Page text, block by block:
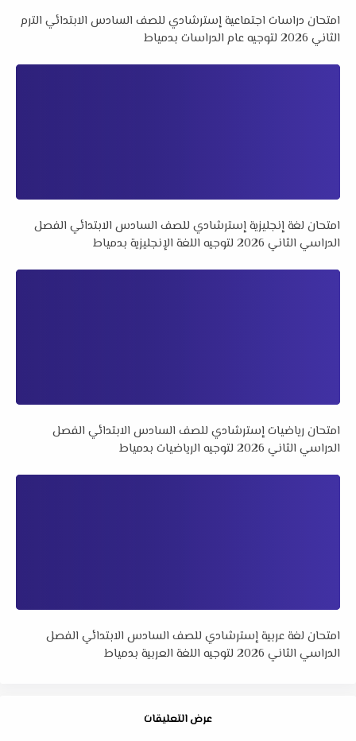
امتحان دراسات اجتماعية إسترشادي للصف السادس الابتدائي الترم
الثاني 2026 لتوجيه عام الدراسات بدمياط
امتحان لغة إنجليزية إسترشادي للصف السادس الابتدائي الفصل
الدراسي الثاني 2026 لتوجيه اللغة الإنجليزية بدمياط
امتحان رياضيات إسترشادي للصف السادس الابتدائي الفصل
الدراسي الثاني 2026 لتوجيه الرياضيات بدمياط
امتحان لغة عربية إسترشادي للصف السادس الابتدائي الفصل
الدراسي الثاني 2026 لتوجيه اللغة العربية بدمياط
عرض التعليقات